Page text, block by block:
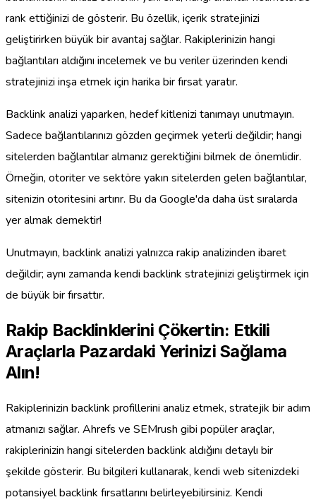
rank ettiğinizi de gösterir. Bu özellik, içerik stratejinizi
geliştirirken büyük bir avantaj sağlar. Rakiplerinizin hangi
bağlantıları aldığını incelemek ve bu veriler üzerinden kendi
stratejinizi inşa etmek için harika bir fırsat yaratır.
Backlink analizi yaparken, hedef kitlenizi tanımayı unutmayın.
Sadece bağlantılarınızı gözden geçirmek yeterli değildir; hangi
sitelerden bağlantılar almanız gerektiğini bilmek de önemlidir.
Örneğin, otoriter ve sektöre yakın sitelerden gelen bağlantılar,
sitenizin otoritesini artırır. Bu da Google'da daha üst sıralarda
yer almak demektir!
Unutmayın, backlink analizi yalnızca rakip analizinden ibaret
değildir; aynı zamanda kendi backlink stratejinizi geliştirmek için
de büyük bir fırsattır.
Rakip Backlinklerini Çökertin: Etkili
Araçlarla Pazardaki Yerinizi Sağlama
Alın!
Rakiplerinizin backlink profillerini analiz etmek, stratejik bir adım
atmanızı sağlar. Ahrefs ve SEMrush gibi popüler araçlar,
rakiplerinizin hangi sitelerden backlink aldığını detaylı bir
şekilde gösterir. Bu bilgileri kullanarak, kendi web sitenizdeki
potansiyel backlink fırsatlarını belirleyebilirsiniz. Kendi